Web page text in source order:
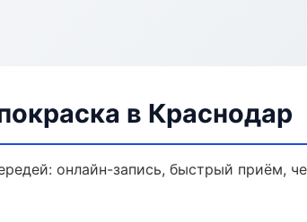
в Краснодар
онлайн-запись, быстрый приём,